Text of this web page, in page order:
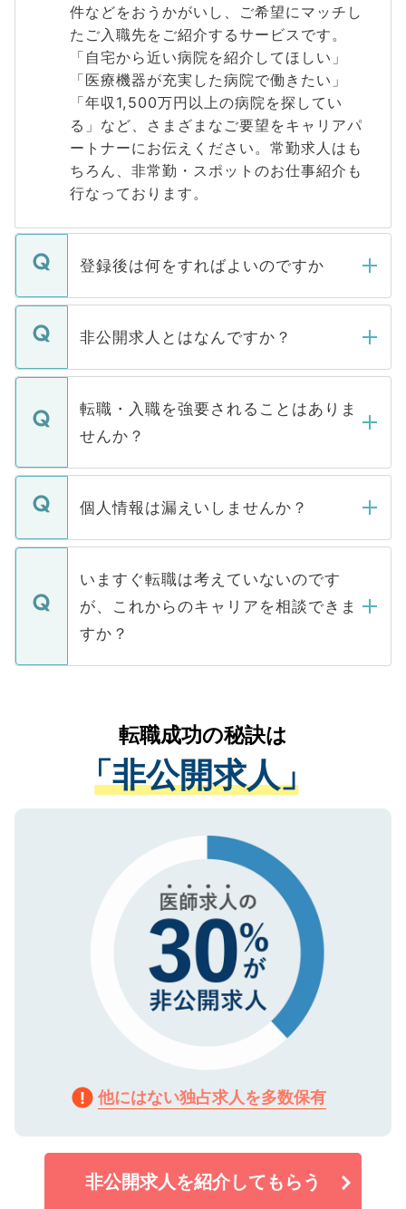
件などをおうかがいし、ご希望にマッチし
たご入職先をご紹介するサービスです。
「自宅から近い病院を紹介してほしい」
「医療機器が充実した病院で働きたい」
「年収1,500万円以上の病院を探してい
る」など、さまざまなご要望をキャリアパ
ートナーにお伝えください。常勤求人はも
ちろん、非常勤・スポットのお仕事紹介も
行なっております。
登録後は何をすればよいのですか
ご登録いただきましたら、弊社担当者がご
登録内容を確認し、その後メールもしくは
ます。通常、5営業日以内にはご連絡をせて
いただきますので、しばらくお待ちくださ
非公開求人とはなんですか？
マイナビDOCTORで取り扱っている求人の
うち約3割は、Webサイトからご覧いただ
けない「非公開求人」です。非公開求人は
下記の理由によって、一般には公開してい
ません。
■応募殺到を避けるため 人気のある医療機
関を公にしてしまうと、応募が殺到する場
に、医療機関が求める条件に合った人材の
みを人材紹介会社に依頼するケースが増え
ています。
転職・入職を強要されることはありま
せんか？
転職・入職を強要することは一切ありませ
ん。また、仮に応募先から内定をいただい
定を承諾する必要はありません。内定先へ
の辞退の連絡はキャリアパートナーが行い
個人情報は漏えいしませんか？
個人情報が漏えいすることはありませんの
で、ご安心ください。当サイトからの登録
などで収集したご登録者様の個人情報は、
ご本人のキャリアアップおよび転職活動の
支援を目的に使用いたします。お預かりし
ているすべての個人データはご本人の許可
は、個人情報の取り扱いについての厳密な
管理基準を満たした事業者のみに付与され
る、プライバシーマークを取得済みです。
で、機密保持に関してもご安心ください。
いますぐ転職は考えていないのです
が、これからのキャリアを相談できま
すか？
かがいして、現在の医療機関の状況や紹介
経験をまじえながら、適切なアドバイスを
させていただきます。すぐにご転職をされ
ない方には、長期的なサポートが可能です
ので、まずはご登録ください。
転職成功の秘訣は
「非公開求人」
他にはない独占求人を多数保有
非公開求人を紹介してもらう